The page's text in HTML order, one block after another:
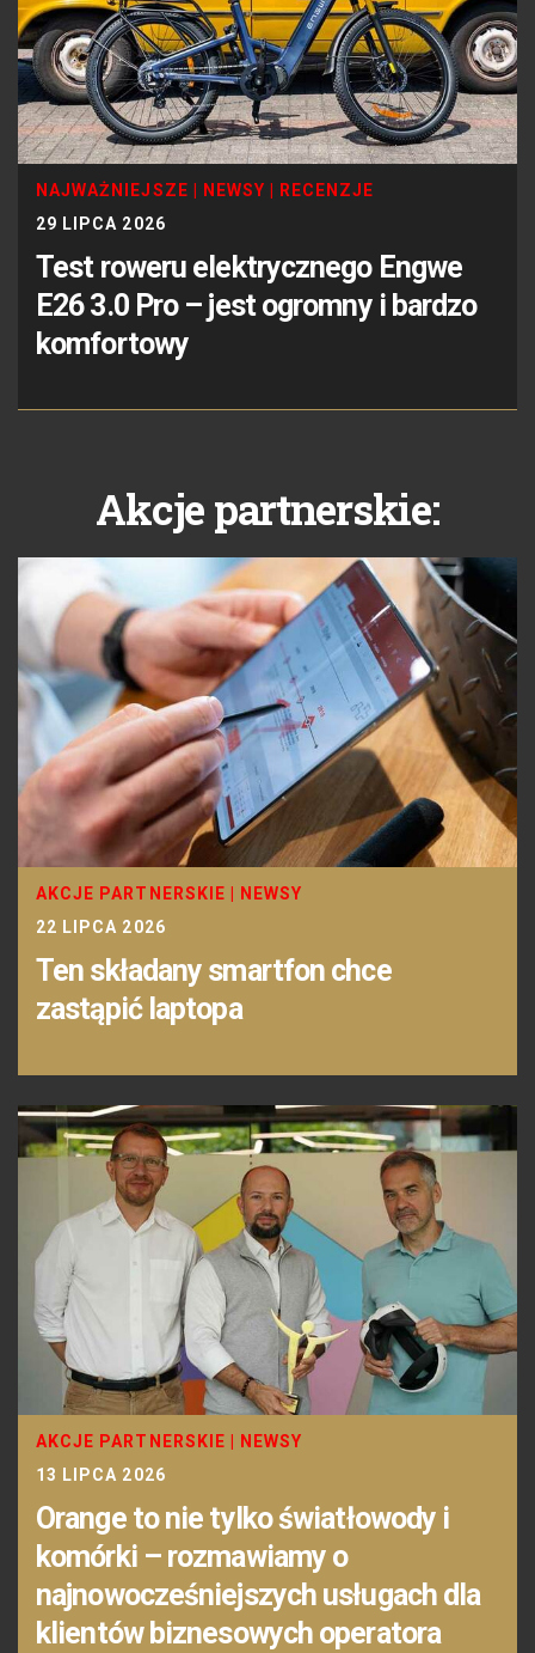
NAJWAŻNIEJSZE NEWSY
RECENZJE
29 LIPCA 2026
Test roweru elektrycznego Engwe
E26 3.0 Pro – jest ogromny i bardzo
komfortowy
Akcje partnerskie:
AKCJE PARTNERSKIE
NEWSY
22 LIPCA 2026
Ten składany smartfon chce
zastąpić laptopa
AKCJE PARTNERSKIE
NEWSY
13 LIPCA 2026
Orange to nie tylko światłowody i
komórki – rozmawiamy o
najnowocześniejszych usługach dla
klientów biznesowych operatora